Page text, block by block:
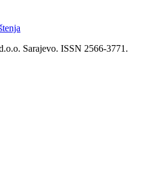
Sarajevo. ISSN 2566-3771.